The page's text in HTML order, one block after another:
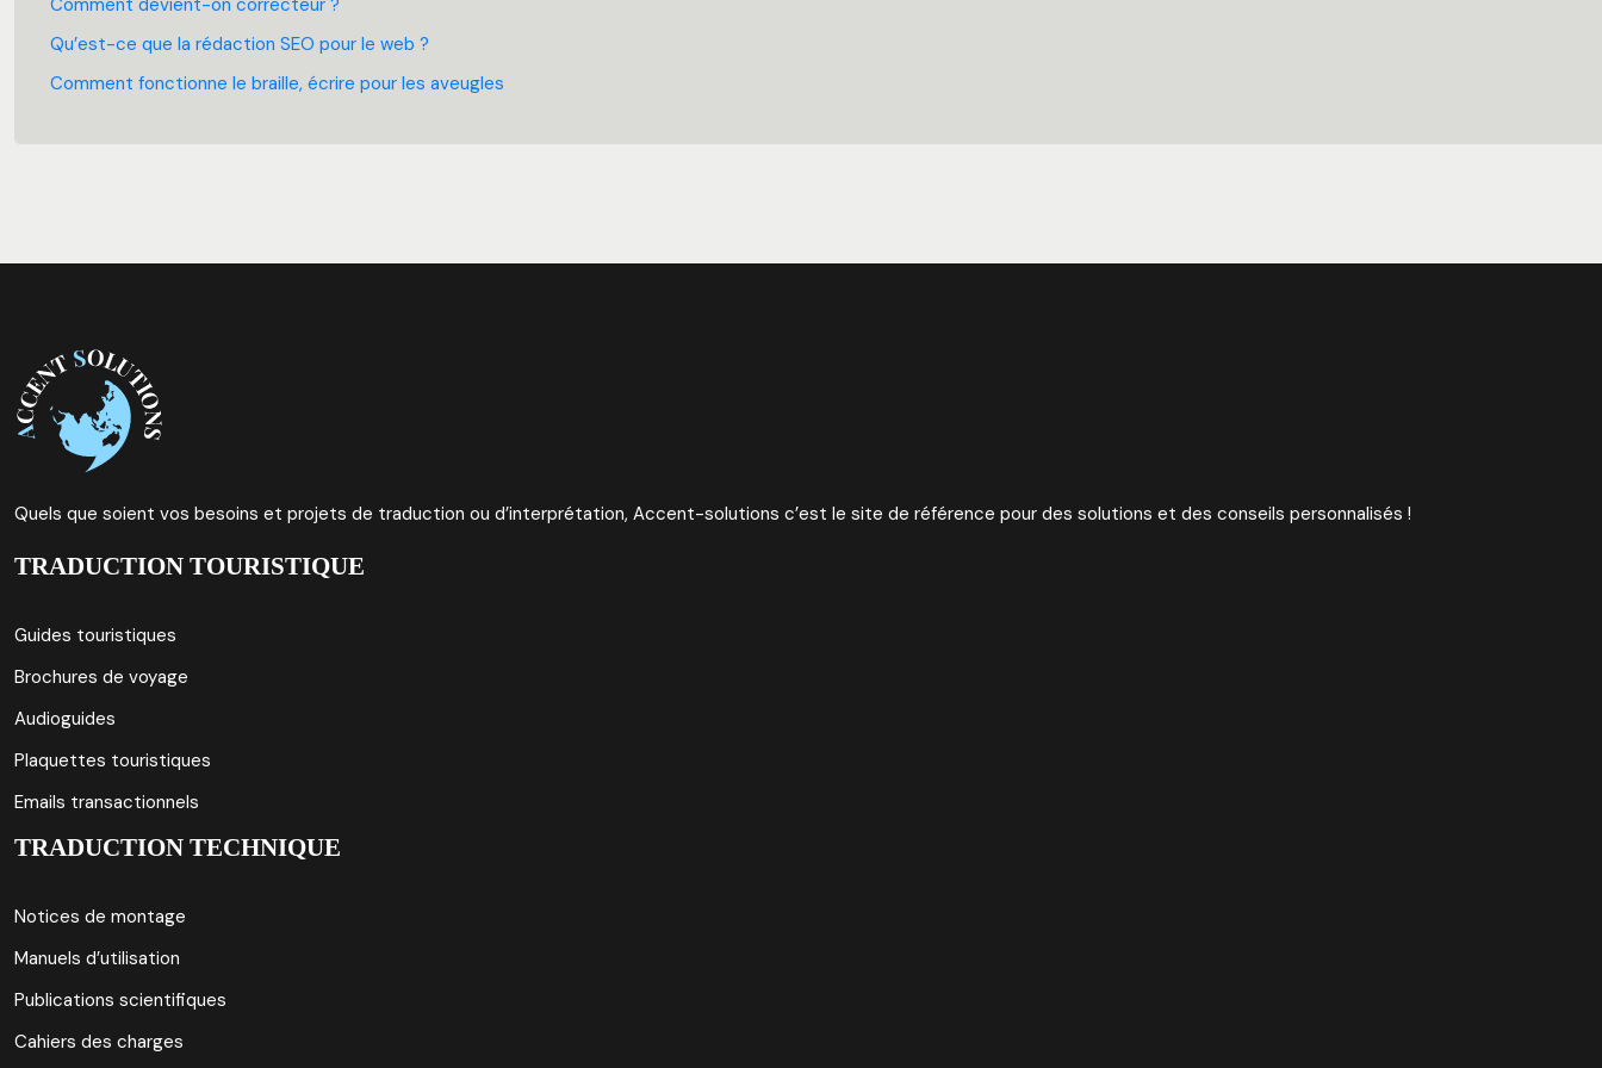
Comment devient-on correcteur ?
Qu’est-ce que la rédaction SEO pour le web ?
Comment fonctionne le braille, écrire pour les aveugles
Quels que soient vos besoins et projets de traduction ou d’interprétation, Accent-solutions c’est le site de référence pour des solutions et des conseils personnalisés !
TRADUCTION TOURISTIQUE
Guides touristiques
Brochures de voyage
Audioguides
Plaquettes touristiques
Emails transactionnels
TRADUCTION TECHNIQUE
Notices de montage
Manuels d’utilisation
Publications scientifiques
Cahiers des charges